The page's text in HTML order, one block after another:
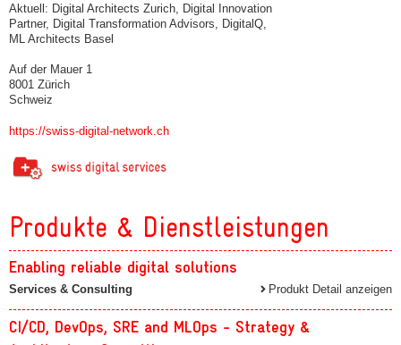
Aktuell: Digital Architects Zurich, Digital Innovation
Partner, Digital Transformation Advisors, DigitalQ,
ML Architects Basel
Auf der Mauer 1
8001 Zürich
Schweiz
https://swiss-digital-network.ch
Produkte & Dienstleistungen
Enabling reliable digital solutions
Services & Consulting Produkt Detail anzeigen
CI/CD, DevOps, SRE and MLOps - Strategy &